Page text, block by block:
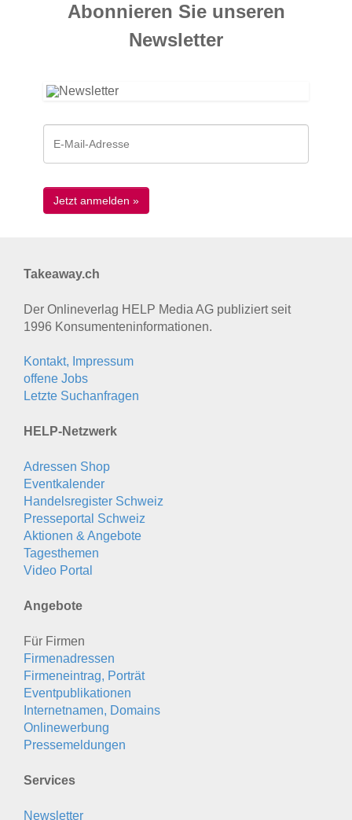
Abonnieren Sie unseren
News­letter
Takeaway.ch
Der Onlineverlag HELP Media AG publiziert seit
1996 Konsumenten­informationen.
Kontakt, Impressum
offene Jobs
Letzte Suchanfragen
HELP-Netzwerk
Adressen Shop
Eventkalender
Handelsregister Schweiz
Presseportal Schweiz
Aktionen & Angebote
Tagesthemen
Video Portal
Angebote
Für Firmen
Firmenadressen
Firmeneintrag, Porträt
Eventpublikationen
Internetnamen, Domains
Onlinewerbung
Pressemeldungen
Services
Newsletter